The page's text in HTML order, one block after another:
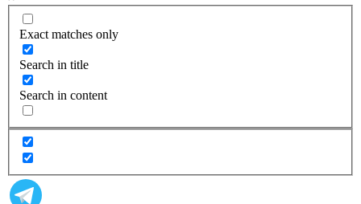
Exact matches only
Search in title
Search in content